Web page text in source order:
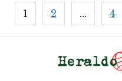
Paginación
de
entradas
1 2 … 4